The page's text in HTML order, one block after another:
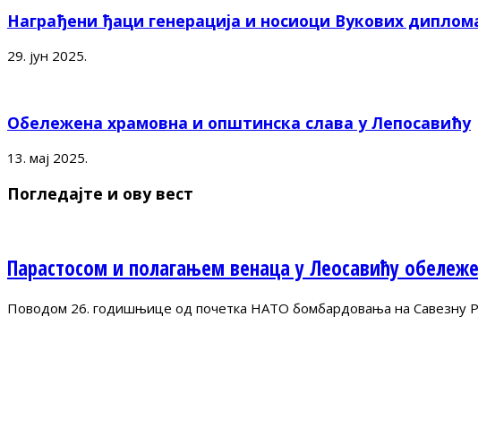
Награђени ђаци генерација и носиоци Вукових
29. јун 2025.
Обележена храмовна и општинска слава у Лепосавићу
13. мај 2025.
Погледајте и ову вест
Парастосом и полагањем венаца у Леосавићу
Поводом 26. годишњице од почетка НАТО бомбардовања на Савезну